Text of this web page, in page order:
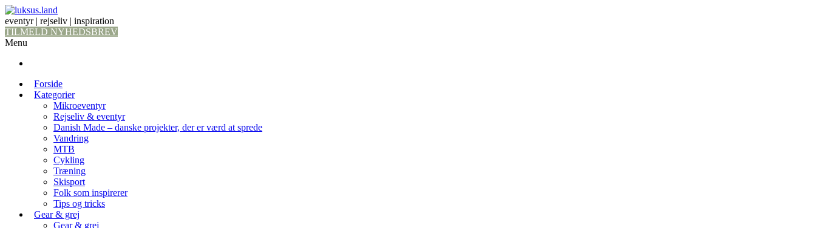
eventyr | rejseliv | inspiration
TILMELD NYHEDSBREV
Menu
Forside
Kategorier
Mikroeventyr
Rejseliv & eventyr
Danish Made – danske projekter, der er værd at sprede
Vandring
MTB
Cykling
Træning
Skisport
Folk som inspirerer
Tips og tricks
Gear & grej
Gear & grej